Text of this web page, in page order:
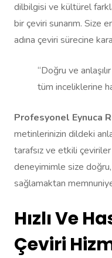
dilbilgisi ve kültürel
bir çeviri sunarım. Size
adına çeviri sürecine
“Doğru ve
tüm inceliklerine
Profesyonel Eynuca
metinlerinizin dildeki
tarafsız ve etkili
deneyimimle size
sağlamaktan
Hızlı Ve
Çeviri